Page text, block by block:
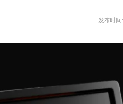
发布时间: